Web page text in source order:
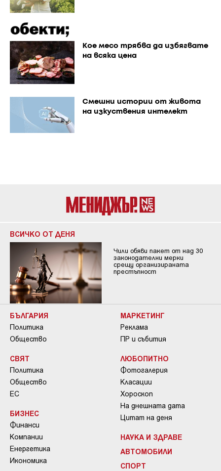
Кое месо трябва да избягвате
на всяка цена
Смешни истории от живота
на изкуствения интелект
ВСИЧКО ОТ ДЕНЯ
Чили обяви пакет от над 30
законодателни мерки
срещу организираната
престъпност
БЪЛГАРИЯ
Политика
Общество
СВЯТ
Политика
Общество
ЕС
БИЗНЕС
Финанси
Компании
Енергетика
Икономика
МАРКЕТИНГ
Реклама
ПР и събития
ЛЮБОПИТНО
Фотогалерия
Класации
Хороскоп
На днешната дата
Цитат на деня
НАУКА И ЗДРАВЕ
АВТОМОБИЛИ
СПОРТ